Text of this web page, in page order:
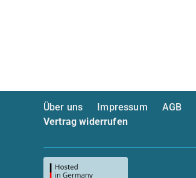
Über uns Impressum AGB
Vertrag widerrufen